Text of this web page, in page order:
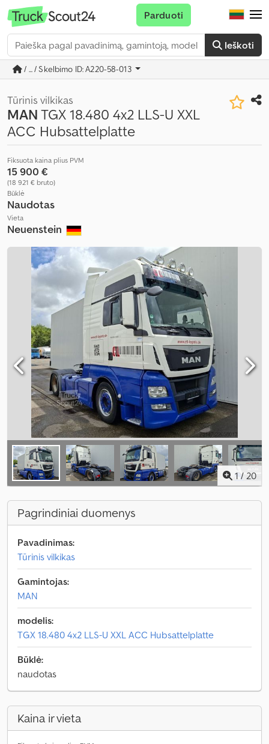
Ieškoti
Parduoti
/ ... / Skelbimo ID: A220-58-013
Tūrinis vilkikas
MANTGX 18.480 4x2 LLS-U XXL
ACC Hubsattelplatte
Fiksuota kaina plius PVM
15 900 €
(18 921 € bruto)
Būklė
Naudotas
Vieta
Neuenstein
1 / 20
Pagrindiniai duomenys
Pavadinimas:
Tūrinis vilkikas
Gamintojas:
MAN
modelis:
TGX 18.480 4x2 LLS-U XXL ACC Hubsattelplatte
Būklė:
naudotas
Kaina ir vieta